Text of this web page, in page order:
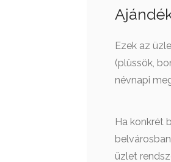
Ezek az
(plüssök,
névnapi
Ha konkrét
üzlet